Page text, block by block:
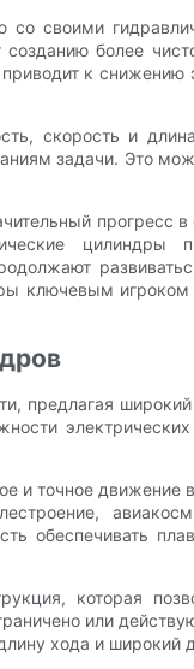
со своими
более
к снижению
скорость и
задачи. Это
прогресс в
цилиндры
ключевым
предлагая
электрических
и точное
обеспечивать
которая
или
хода и широкий